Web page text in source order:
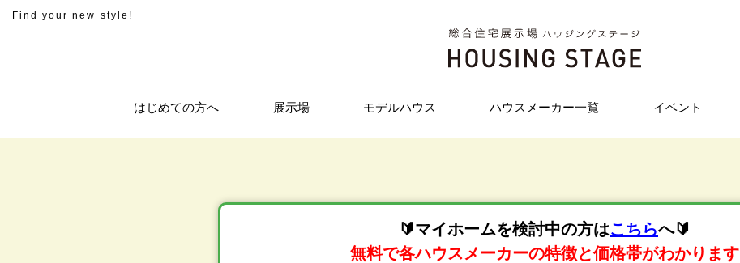
Find your new style!
はじめての方へ 展示場 モデルハウス ハウスメーカー一覧 イベント
🔰マイホームを検討中の方はこちらへ🔰
無料で各ハウスメーカーの特徴と価格帯がわかります